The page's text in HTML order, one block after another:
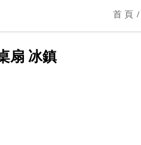
首 頁
扇 冰鎮